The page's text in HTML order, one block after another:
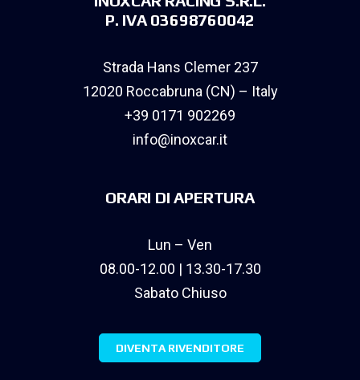
P. IVA 03698760042
Strada Hans Clemer 237
12020 Roccabruna (CN) – Italy
+39 0171 902269
info@inoxcar.it
ORARI DI APERTURA
Lun – Ven
08.00-12.00 | 13.30-17.30
Sabato Chiuso
DIVENTA RIVENDITORE